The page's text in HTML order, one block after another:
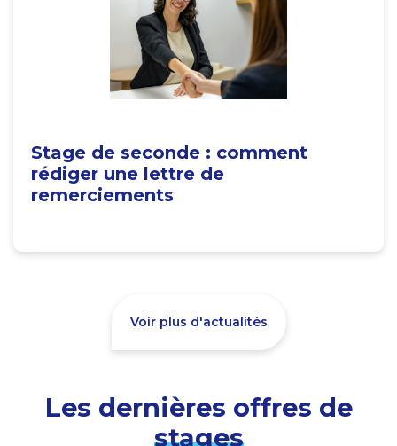
Stage de seconde : comment
rédiger une lettre de
remerciements
Voir plus d'actualités
Les dernières offres de
stages